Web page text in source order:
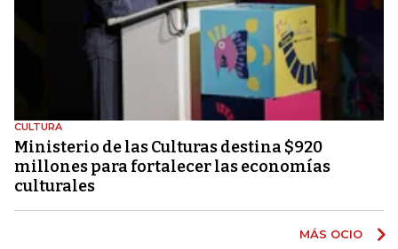
CULTURA
Ministerio de las Culturas destina $920
millones para fortalecer las economías
culturales
MÁS OCIO